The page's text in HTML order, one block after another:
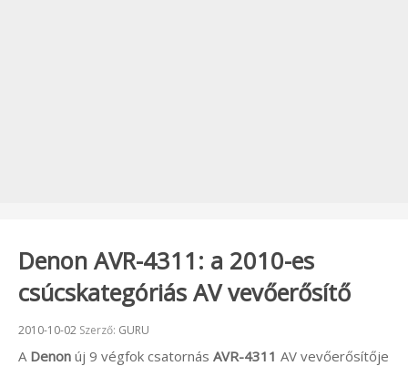
Denon AVR-4311: a 2010-es
csúcskategóriás AV vevőerősítő
Beküldve:
2010-10-02 Szerző: GURU
A Denon új 9 végfok csatornás AVR-4311 AV vevőerősítője